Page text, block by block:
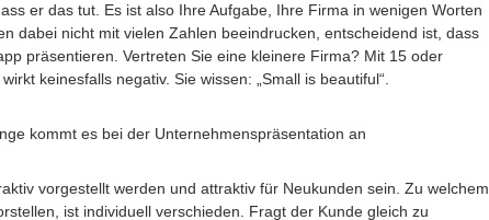
er das tut. Es ist also Ihre Aufgabe, Ihre Firma in wenigen Worten
dabei nicht mit vielen Zahlen beeindrucken, entscheidend ist, dass
präsentieren. Vertreten Sie eine kleinere Firma? Mit 15 oder
keinesfalls negativ. Sie wissen: „Small is beautiful“.
kommt es bei der Unternehmenspräsentation an
vorgestellt werden und attraktiv für Neukunden sein. Zu welchem
ist individuell verschieden. Fragt der Kunde gleich zu